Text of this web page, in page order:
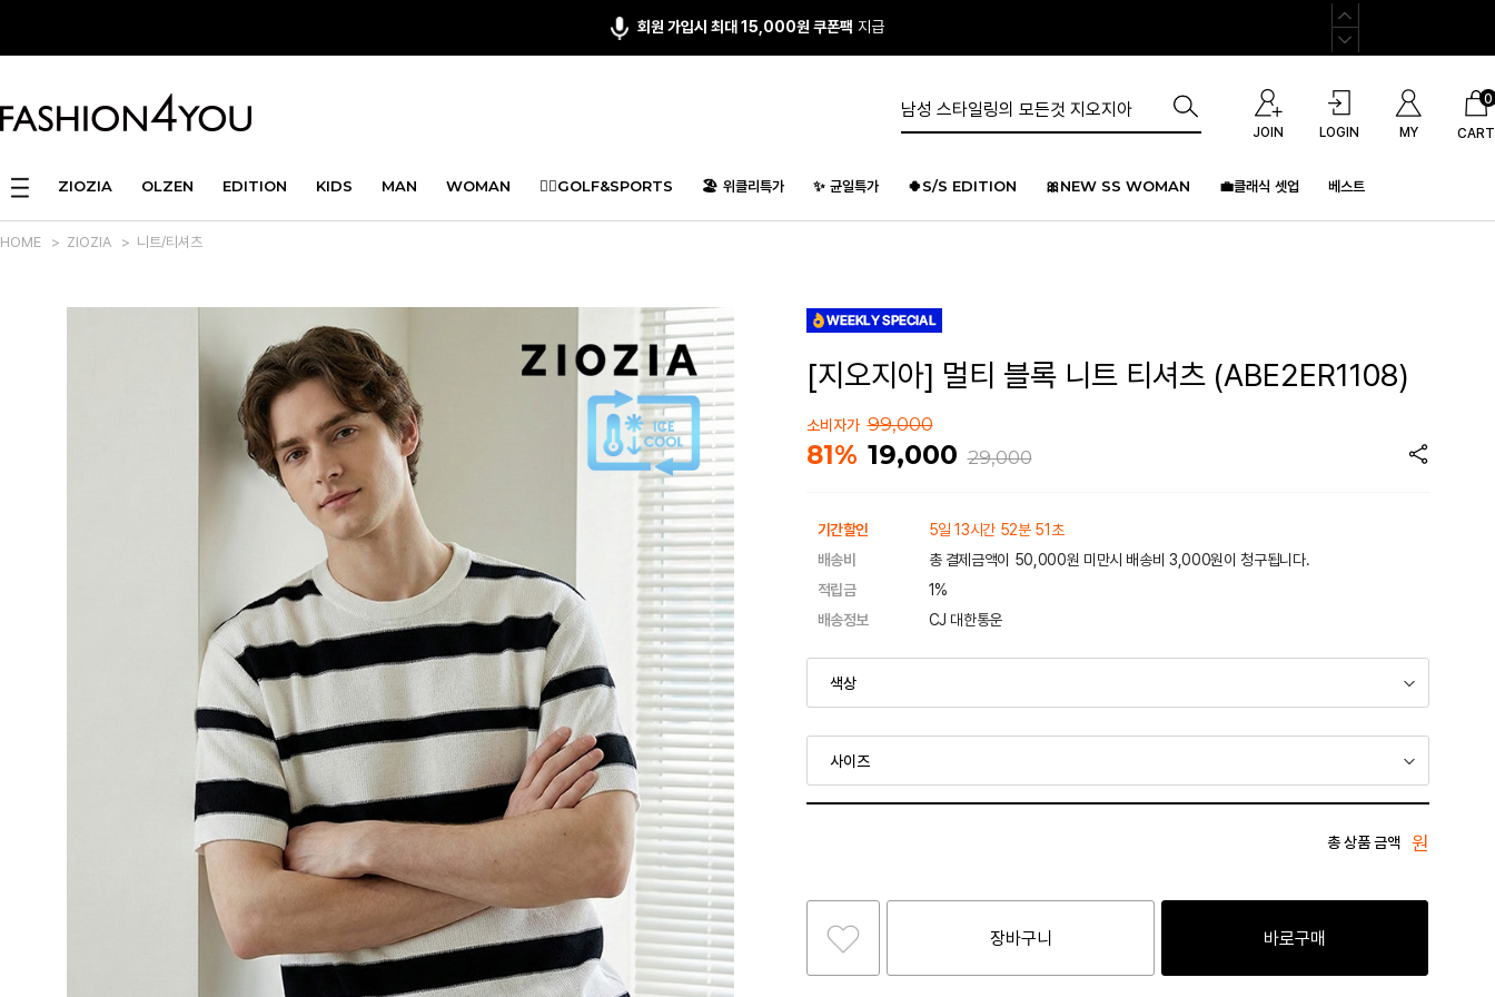
회원 가입시 최대 15,000원 쿠폰팩 지급
JOIN LOGIN MY CART
0
ZIOZIA OLZEN EDITION KIDS MAN WOMAN 🏌️‍♂️GOLF&SPORTS 🏖️ 위클리특가 ✨ 균일특가 🍀S/S EDITION 🎀NEW SS WOMAN 💼클래식 셋업 베스트
HOME > ZIOZIA > 니트/티셔츠
[지오지아] 멀티 블록 니트 티셔츠 (ABE2ER1108)
소비자가 99,000
81% 19,000 29,000
기간할인
5일 13시간 52분 51초
배송비
총 결제금액이 50,000원 미만시 배송비 3,000원이 청구됩니다.
적립금
1%
배송정보
CJ 대한통운
총 상품 금액 원
장바구니 바로구매